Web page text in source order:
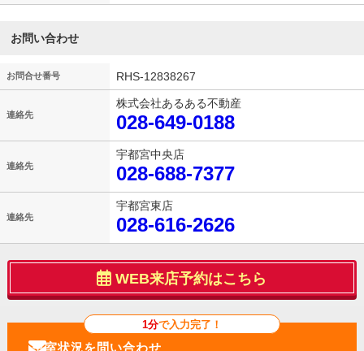
お問い合わせ
お問合せ番号 RHS-12838267
連絡先
株式会社あるある不動産
028-649-0188
連絡先
宇都宮中央店
028-688-7377
連絡先
宇都宮東店
028-616-2626
WEB来店予約はこちら
1分で入力完了！